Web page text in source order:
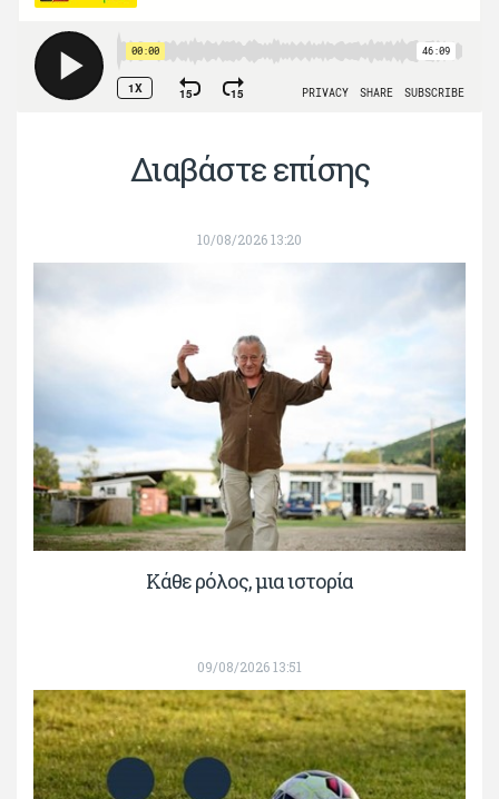
Διαβάστε επίσης
10/08/2026 13:20
Κάθε ρόλος, μια ιστορία
09/08/2026 13:51